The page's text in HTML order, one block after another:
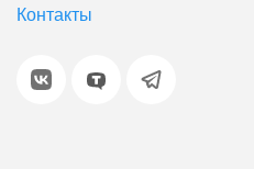
Контакты